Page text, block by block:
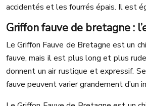
accidentés et les fourrés épais. Il est
Griffon fauve de bretagne :
Le Griffon Fauve de Bretagne est un
fauve, mais il est plus long et plus
donnent un air rustique et expressif.
fauve peuvent varier grandement d’un